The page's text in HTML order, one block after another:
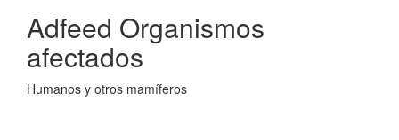
Adfeed Organismos
afectados
Humanos y otros mamíferos